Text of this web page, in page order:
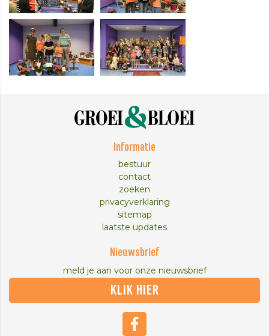
Informatie
bestuur
contact
zoeken
privacyverklaring
sitemap
laatste updates
Nieuwsbrief
meld je aan voor onze nieuwsbrief
KLIK HIER